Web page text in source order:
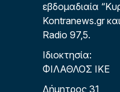
εβδομαδιαία
Kontranews.gr
Radio 97,5.
Ιδιοκτησία:
ΦΙΛΑΘΛΟΣ ΙΚΕ
Δήμητρος 31